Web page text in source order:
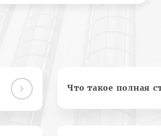
Что такое полная